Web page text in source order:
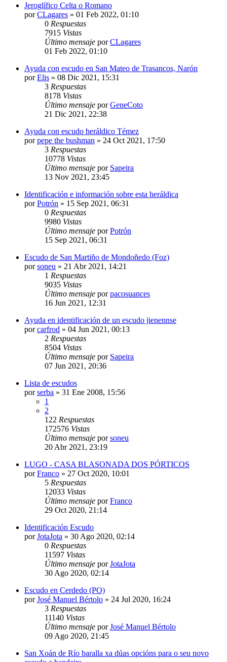
Jeroglífico Celta o Romano
porCLagares » 01 Feb 2022, 01:10
0 Respuestas
7915 Vistas
Último mensaje porCLagares
01 Feb 2022, 01:10
Ayuda con escudo en San Mateo de Trasancos, Narón
porElis » 08 Dic 2021, 15:31
3 Respuestas
8178 Vistas
Último mensaje porGeneCoto
21 Dic 2021, 22:38
Ayuda con escudo heráldico Témez
porpepe the bushman » 24 Oct 2021, 17:50
3 Respuestas
10778 Vistas
Último mensaje por Sapeira
13 Nov 2021, 23:45
Identificación e información sobre esta heráldica
porPotrón » 15 Sep 2021, 06:31
0 Respuestas
9980 Vistas
Último mensaje porPotrón
15 Sep 2021, 06:31
Escudo de San Martiño de Mondoñedo (Foz)
porsoneu » 21 Abr 2021, 14:21
1 Respuestas
9035 Vistas
Último mensaje porpacosuances
16 Jun 2021, 12:31
Ayuda en identificación de un escudo jienennse
porcarfrod » 04 Jun 2021, 00:13
2 Respuestas
8504 Vistas
Último mensaje por Sapeira
07 Jun 2021, 20:36
Lista de escudos
porserba » 31 Ene 2008, 15:56
1
2
122 Respuestas
172576 Vistas
Último mensaje porsoneu
20 Abr 2021, 23:19
LUGO - CASA BLASONADA DOS PÓRTICOS
porFranco » 27 Oct 2020, 10:01
5 Respuestas
12033 Vistas
Último mensaje porFranco
29 Oct 2020, 21:14
Identificación Escudo
porJotaJota » 30 Ago 2020, 02:14
0 Respuestas
11597 Vistas
Último mensaje porJotaJota
30 Ago 2020, 02:14
Escudo en Cerdedo (PO)
porJosé Manuel Bértolo » 24 Jul 2020, 16:24
3 Respuestas
11140 Vistas
Último mensaje porJosé Manuel Bértolo
09 Ago 2020, 21:45
San Xoán de Río baralla xa dúas opcións para o seu novo